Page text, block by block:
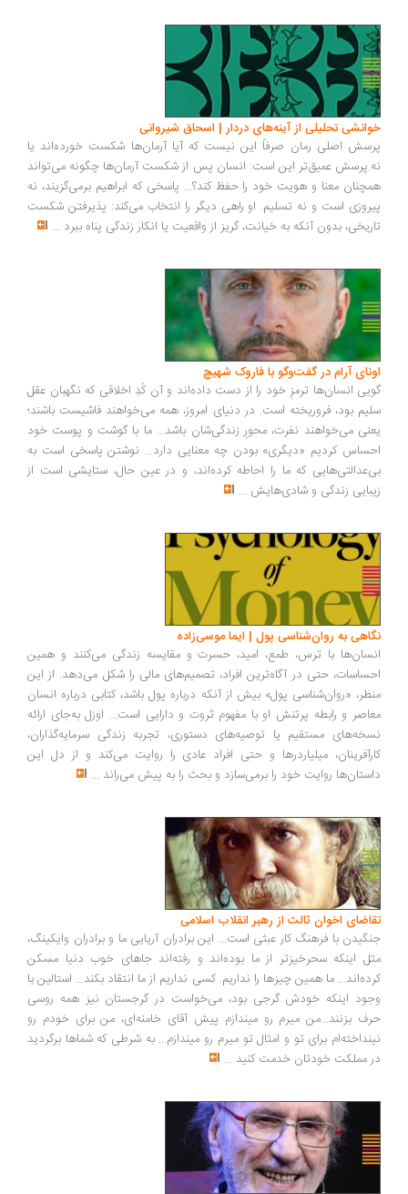
تحلیلی از آینه‌های دردار | اسحاق شیروانی
اصلی رمان صرفاً این نیست که آیا آرمان‌ها شکست خورده‌اند یا
عمیق‌تر این است: انسان پس از شکست آرمان‌ها چگونه می‌تواند
معنا و هویت خود را حفظ کند؟... پاسخی که ابراهیم برمی‌گزیند، نه
است و نه تسلیم. او راهی دیگر را انتخاب می‌کند: پذیرفتن شکست
بدون آنکه به خیانت، گریز از واقعیت یا انکار زندگی پناه ببرد...
آرام در گفت‌وگو با فاروک شهیچ‭
انسان‌ها ترمزِ خود را از دست داده‌اند و آن کُدِ اخلاقی که نگهبان عقل
بود، فروریخته است. در دنیای امروز، همه می‌خواهند فاشیست باشند؛
می‌خواهند نفرت، محورِ زندگی‌شان باشد... ما با گوشت و پوست خود
کردیم «دیگری» بودن چه معنایی دارد... نوشتن پاسخی است به
که ما را احاطه کرده‌اند، و در عین حال، ستایشی است از
زندگی و شادی‌هایش...
به روان‌شناسی پول | ایما موسی‌زاده
با ترس، طمع، امید، حسرت و مقایسه زندگی می‌کنند و همین
حتی در آگاه‌ترین افراد، تصمیم‌های مالی را شکل می‌دهد. از این
«روان‌شناسی پول» بیش از آنکه درباره پول باشد، کتابی درباره انسان
و رابطه پرتنش او با مفهوم ثروت و دارایی است... اوزل به‌جای ارائه
مستقیم یا توصیه‌های دستوری، تجربه زندگی سرمایه‌گذاران،
میلیاردرها و حتی افراد عادی را روایت می‌کند و از دل این
روایت خود را برمی‌سازد و بحث را به پیش می‌راند ...
اخوان ثالث از رهبر انقلاب اسلامی
با فرهنگ کار عبثی است... این برادران آریایی ما و برادران وایکینگ،
اینکه سحرخیزتر از ما بوده‌اند و رفته‌اند جاهای خوب دنیا مسکن
ما همین چیزها را نداریم. کسی نداریم از ما انتقاد بکند... استالین با
اینکه خودش گرجی بود، می‌خواست در گرجستان نیز همه روسی
بزنند...من میرم رو میندازم پیش آقای خامنه‌ای، من برای خودم رو
برای تو و امثال تو میرم رو میندازم... به شرطی که شماها برگردید
مملکت خودتان خدمت کنید...